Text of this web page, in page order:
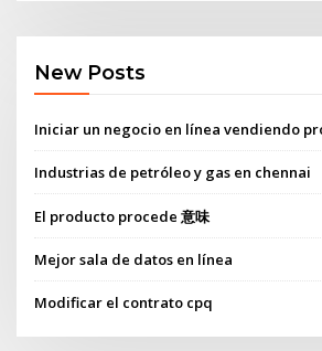
New Posts
Iniciar un negocio en línea vendiendo
Industrias de petróleo y gas en chennai
El producto procede 意味
Mejor sala de datos en línea
Modificar el contrato cpq